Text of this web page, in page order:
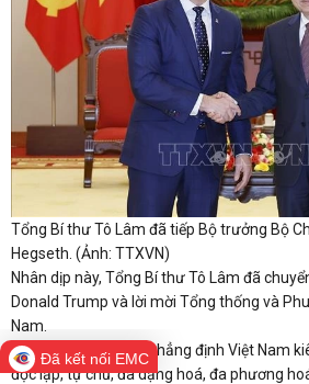
Tổng Bí thư Tô Lâm đã tiếp Bộ trưởng Bộ
Hegseth. (Ảnh: TTXVN)
Nhân dịp này, Tổng Bí thư Tô Lâm đã
Donald Trump và lời mời Tổng thống và
Nam.
Tổng Bí thư Tô Lâm khẳng định Việt Nam
độc lập, tự chủ, đa dạng hoá, đa phương
Đã kết nối EMC